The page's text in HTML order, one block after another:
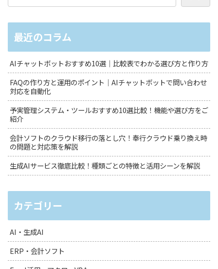
最近のコラム
AIチャットボットおすすめ10選｜比較表でわかる選び方と作り方
FAQの作り方と運用のポイント｜AIチャットボットで問い合わせ
対応を自動化
予実管理システム・ツールおすすめ10選比較！機能や選び方をご
紹介
会計ソフトのクラウド移行の落とし穴！奉行クラウド乗り換え時
の問題と対応策を解説
生成AIサービス徹底比較！種類ごとの特徴と活用シーンを解説
カテゴリー
AI・生成AI
ERP・会計ソフト